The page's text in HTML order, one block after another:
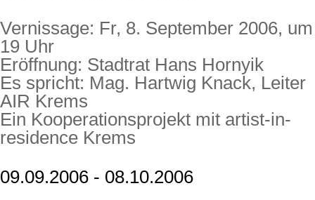
Vernissage: Fr, 8. September 2006, um
19 Uhr
Eröffnung: Stadtrat Hans Hornyik
Es spricht: Mag. Hartwig Knack, Leiter
AIR Krems
Ein Kooperationsprojekt mit artist-in-
residence Krems
09.09.2006 - 08.10.2006